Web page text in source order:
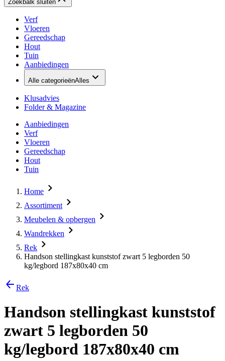
Zoekbalk sluiten
Verf
Vloeren
Gereedschap
Hout
Tuin
Aanbiedingen
Alle categorieënAlles
Klusadvies
Folder & Magazine
Aanbiedingen
Verf
Vloeren
Gereedschap
Hout
Tuin
Home
Assortiment
Meubelen & opbergen
Wandrekken
Rek
Handson stellingkast kunststof zwart 5 legborden 50
kg/legbord 187x80x40 cm
Rek
Handson stellingkast kunststof
zwart 5 legborden 50
kg/legbord 187x80x40 cm